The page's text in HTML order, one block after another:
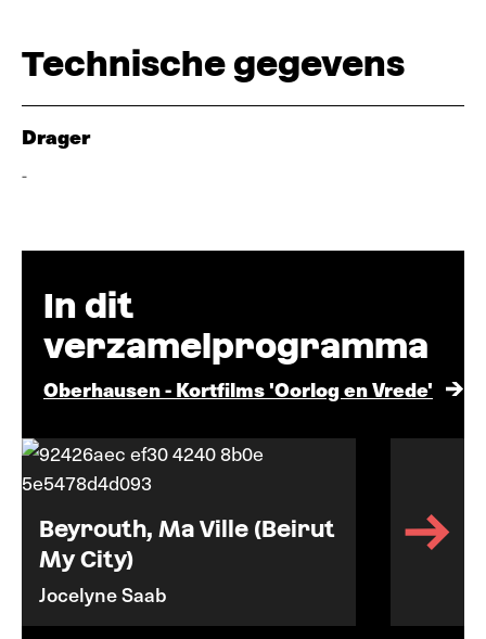
Technische gegevens
Drager
-
In dit
verzamelprogramma
Oberhausen - Kortfilms 'Oorlog en Vrede'
Beyrouth, Ma Ville (Beirut
My City)
Jocelyne Saab